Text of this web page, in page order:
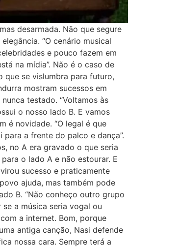
desarmada. Não que segure
“O cenário musical
e pouco fazem em
na mídia”. Não é o caso de
que se vislumbra para futuro,
mostram sucessos em
testado. “Voltamos às
o nosso lado B. E vamos
é novidade. “O legal é que
a frente do palco e dança”.
no A era gravado o que seria
o lado A e não estourar. E
sucesso e praticamente
ajuda, mas também pode
B. “Não conheço outro grupo
a música seria vogal ou
a internet. Bom, porque
antiga canção, Nasi defende
nossa cara. Sempre terá a